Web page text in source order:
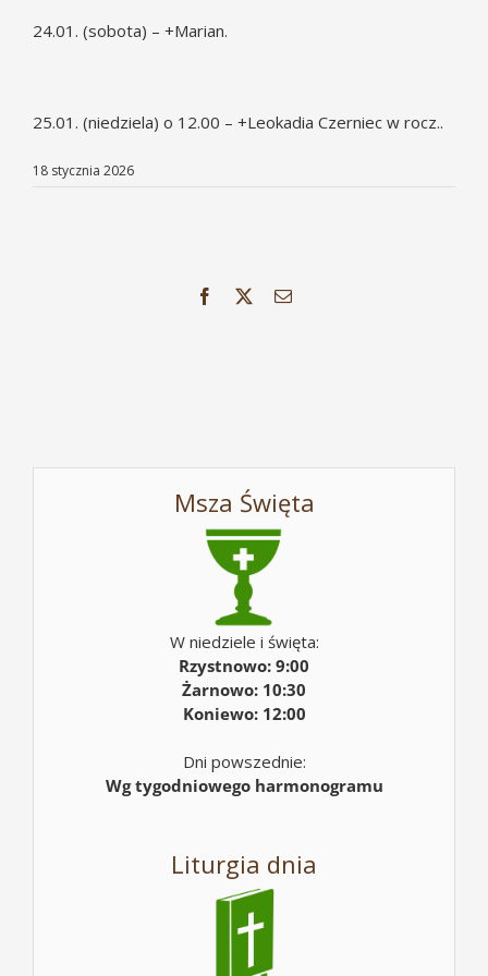
24.01. (sobota) – +Marian.
25.01. (niedziela) o 12.00 – +Leokadia Czerniec w rocz..
18 stycznia 2026
Facebook Email
Msza Święta
W niedziele i święta:
Rzystnowo: 9:00
Żarnowo: 10:30
Koniewo: 12:00
Dni powszednie:
Wg tygodniowego harmonogramu
Liturgia dnia